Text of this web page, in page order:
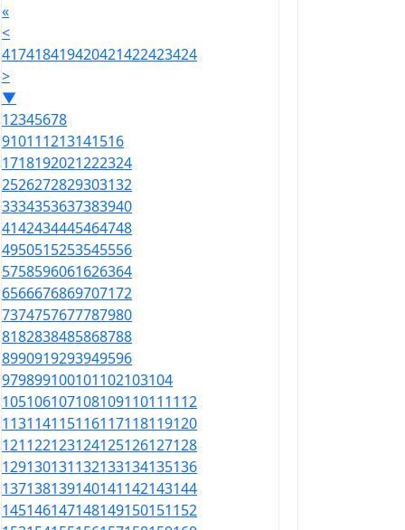
«
<
417418419420421422423424
>
▼
12345678
910111213141516
1718192021222324
2526272829303132
3334353637383940
4142434445464748
4950515253545556
5758596061626364
6566676869707172
7374757677787980
8182838485868788
8990919293949596
979899100101102103104
105106107108109110111112
113114115116117118119120
121122123124125126127128
129130131132133134135136
137138139140141142143144
145146147148149150151152